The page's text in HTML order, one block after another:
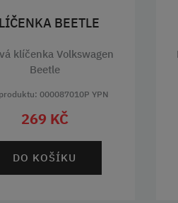
BEETLE
klíčenka Volkswagen
Beetle
000087010P YPN
269 KČ
DO KOŠÍKU